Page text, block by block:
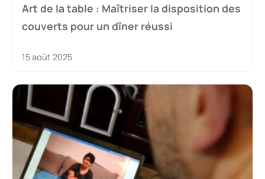
Art de la table : Maîtriser la disposition des
couverts pour un dîner réussi
15 août 2025